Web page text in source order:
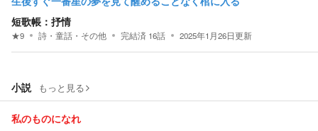
短歌帳：抒情
★9 詩・童話・その他 完結済 16話 2025年1月26日更新
小説 もっと見る
私のものになれ